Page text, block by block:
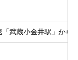
武蔵小金井駅」から